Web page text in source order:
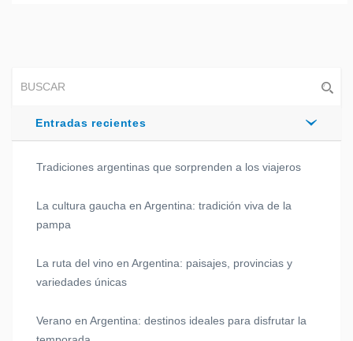
Entradas recientes
Tradiciones argentinas que sorprenden a los viajeros
La cultura gaucha en Argentina: tradición viva de la
pampa
La ruta del vino en Argentina: paisajes, provincias y
variedades únicas
Verano en Argentina: destinos ideales para disfrutar la